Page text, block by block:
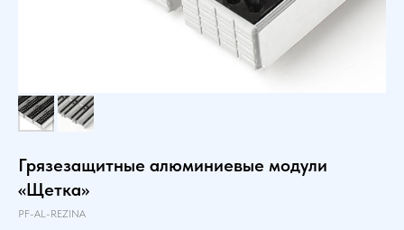
Грязезащитные алюминиевые модули
«Щетка»
PF-AL-REZINA